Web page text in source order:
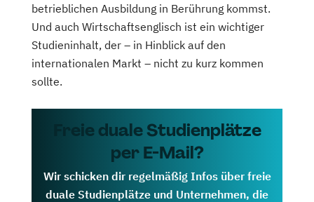
betrieblichen Ausbildung in Berührung kommst.
Und auch Wirtschaftsenglisch ist ein wichtiger
Studieninhalt, der – in Hinblick auf den
internationalen Markt – nicht zu kurz kommen
sollte.
Freie duale Studienplätze
per E-Mail?
Wir schicken dir regelmäßig Infos über freie
duale Studienplätze und Unternehmen, die